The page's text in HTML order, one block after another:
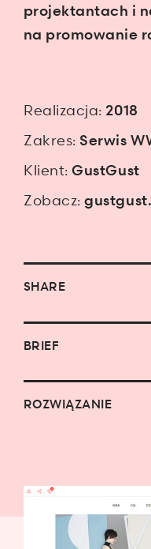
projektantach i
na promowanie
Realizacja: 2018
Zakres: Serwis
Klient:GustGust
Zobacz:
SHARE
BRIEF
ROZWIĄZANIE